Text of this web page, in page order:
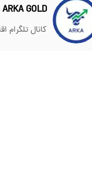
ARKA GOLD سیگنال فارکس
کانال تلگرام